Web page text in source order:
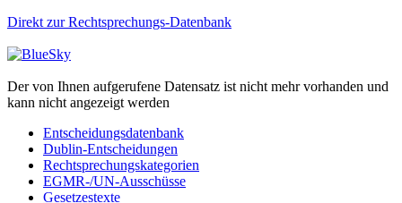
Direkt zur Rechtsprechungs-Datenbank
Der von Ihnen aufgerufene Datensatz ist nicht mehr vorhanden und
kann nicht angezeigt werden
Entscheidungsdatenbank
Dublin-Entscheidungen
Rechtsprechungskategorien
EGMR-/UN-Ausschüsse
Gesetzestexte